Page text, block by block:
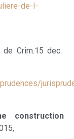
de-l-
Crim.15 dec.
construction